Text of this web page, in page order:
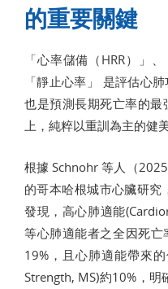
的重要關鍵
「心率儲備（HRR）」
「靜止心率」 是評估心
也是預測長期死亡率的
上，純粹以重訓為主的健
根據 Schnohr 等人（
的哥本哈根城市心臟研
發現，高心肺適能
等心肺適能者之全因死
19%，且心肺適能帶來
Strength, MS)約10%，明